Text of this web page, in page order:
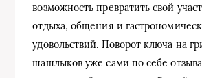
возможность превратить свой
отдыха, общения и
удовольствий. Поворот ключа на
шашлыков уже сами по себе